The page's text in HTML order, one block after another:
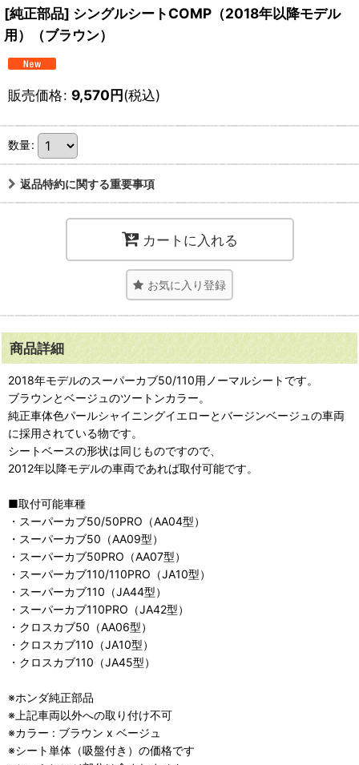
[純正部品] シングルシートCOMP（2018年以降モデル
用）（ブラウン）
販売価格: 9,570円(税込)
数量:
返品特約に関する重要事項
カートに入れる
お気に入り登録
商品詳細
2018年モデルのスーパーカブ50/110用ノーマルシートです。
ブラウンとベージュのツートンカラー。
純正車体色パールシャイニングイエローとバージンベージュの車両
に採用されている物です。
シートベースの形状は同じものですので、
2012年以降モデルの車両であれば取付可能です。
■取付可能車種
・スーパーカブ50/50PRO（AA04型）
・スーパーカブ50（AA09型）
・スーパーカブ50PRO（AA07型）
・スーパーカブ110/110PRO（JA10型）
・スーパーカブ110（JA44型）
・スーパーカブ110PRO（JA42型）
・クロスカブ50（AA06型）
・クロスカブ110（JA10型）
・クロスカブ110（JA45型）
※ホンダ純正部品
※上記車両以外への取り付け不可
※カラー : ブラウン x ベージュ
※シート単体（吸盤付き）の価格です